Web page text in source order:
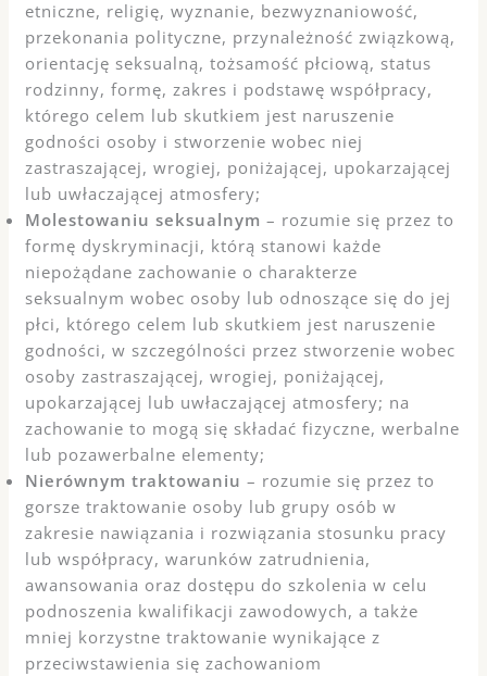
etniczne, religię, wyznanie, bezwyznaniowość,
przekonania polityczne, przynależność związkową,
orientację seksualną, tożsamość płciową, status
rodzinny, formę, zakres i podstawę współpracy,
którego celem lub skutkiem jest naruszenie
godności osoby i stworzenie wobec niej
zastraszającej, wrogiej, poniżającej, upokarzającej
lub uwłaczającej atmosfery;
Molestowaniu seksualnym– rozumie się przez to
formę dyskryminacji, którą stanowi każde
niepożądane zachowanie o charakterze
seksualnym wobec osoby lub odnoszące się do jej
płci, którego celem lub skutkiem jest naruszenie
godności, w szczególności przez stworzenie wobec
osoby zastraszającej, wrogiej, poniżającej,
upokarzającej lub uwłaczającej atmosfery; na
zachowanie to mogą się składać fizyczne, werbalne
lub pozawerbalne elementy;
Nierównym traktowaniu – rozumie się przez to
gorsze traktowanie osoby lub grupy osób w
zakresie nawiązania i rozwiązania stosunku pracy
lub współpracy, warunków zatrudnienia,
awansowania oraz dostępu do szkolenia w celu
podnoszenia kwalifikacji zawodowych, a także
mniej korzystne traktowanie wynikające z
przeciwstawienia się zachowaniom